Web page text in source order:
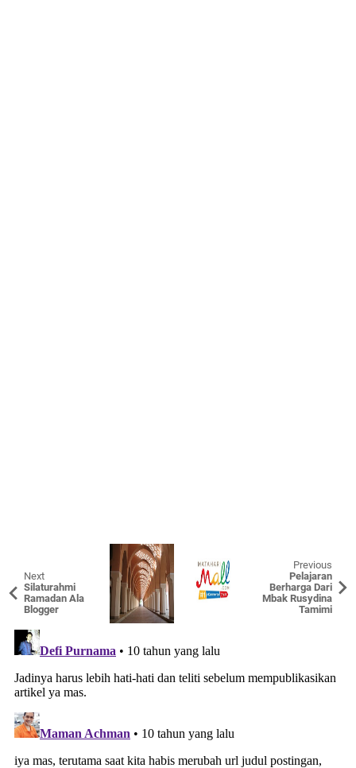
Next
Silaturahmi
Ramadan Ala
Blogger
Previous
Pelajaran
Berharga Dari
Mbak Rusydina
Tamimi